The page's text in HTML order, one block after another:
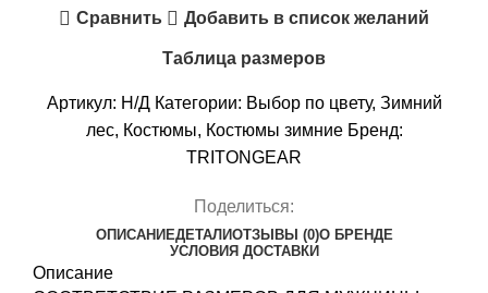
TRITONGEAR
Сравнить Добавить в список желаний
Таблица размеров
Артикул: Н/Д Категории: Выбор по цвету, Зимний
лес, Костюмы, Костюмы зимние Бренд:
TRITONGEAR
Поделиться:
ОПИСАНИЕДЕТАЛИОТЗЫВЫ (0)О БРЕНДЕ
УСЛОВИЯ ДОСТАВКИ
Описание